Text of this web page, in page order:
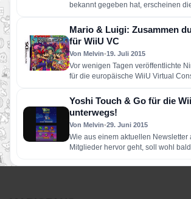
bekannt gegeben hat, erscheinen
Mario & Luigi: Zusammen
für WiiU VC
Von Melvin•19. Juli 2015
Vor wenigen Tagen veröffentlichte
für die europäische WiiU Virtual
Yoshi Touch & Go für die
unterwegs!
Von Melvin•29. Juni 2015
Wie aus einem aktuellen Newsletter
Mitglieder hervor geht, soll wohl